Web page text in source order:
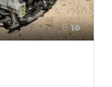
16